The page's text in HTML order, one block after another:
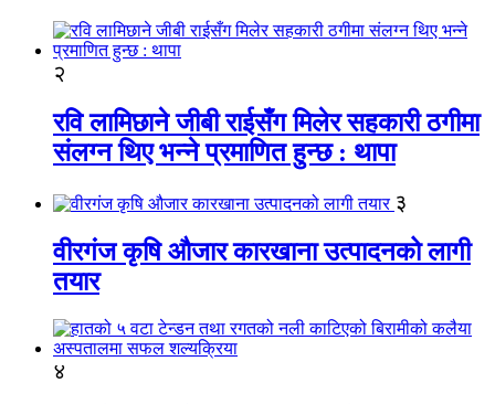
२
रवि लामिछाने जीबी राईसँग मिलेर सहकारी ठगीमा
संलग्न थिए भन्ने प्रमाणित हुन्छ : थापा
३
वीरगंज कृषि औजार कारखाना उत्पादनको लागी
तयार
४